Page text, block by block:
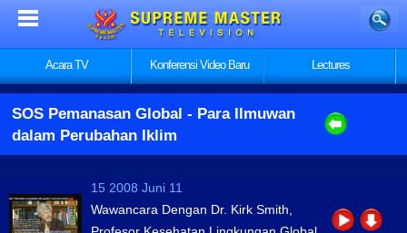
Acara TV Konferensi Video Baru Lectures
SOS Pemanasan Global - Para Ilmuwan
dalam Perubahan Iklim
15 2008 Juni 11
Wawancara Dengan Dr. Kirk Smith,